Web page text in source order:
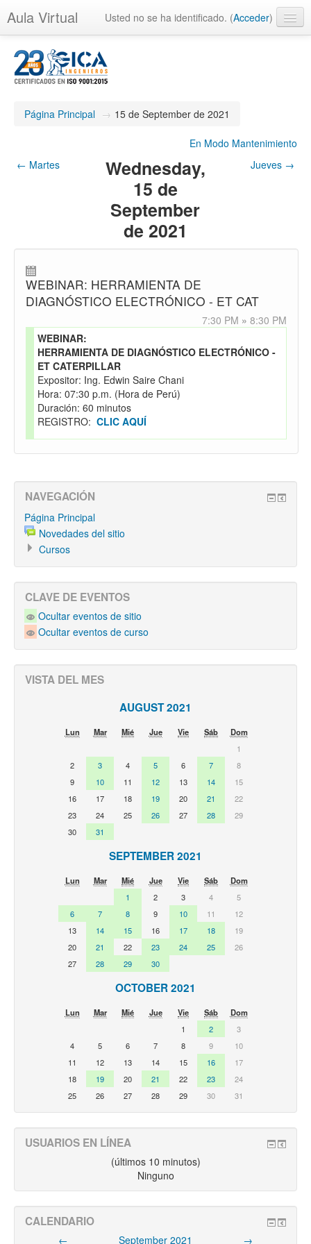
Aula Virtual Usted no se ha identificado. (Acceder)
Página Principal → 15 de September de 2021
En Modo Mantenimiento
← Martes
Wednesday,
15 de
September
de 2021
Jueves →
WEBINAR: HERRAMIENTA DE
DIAGNÓSTICO ELECTRÓNICO - ET CAT
7:30 PM » 8:30 PM
WEBINAR:
HERRAMIENTA DE DIAGNÓSTICO ELECTRÓNICO -
ET CATERPILLAR
Expositor: Ing. Edwin Saire Chani
Hora: 07:30 p.m. (Hora de Perú)
Duración: 60 minutos
REGISTRO:CLIC AQUÍ
NAVEGACIÓN
Página Principal
Novedades del sitio
Cursos
CLAVE DE EVENTOS
Ocultar eventos de sitio
Ocultar eventos de curso
VISTA DEL MES
AUGUST 2021
Lun Mar Mié Jue Vie Sáb
Dom
1
2
3 4 5 6 7
8
9
10 11 12 13 14
15
16
17 18 19 20 21
22
23
24 25 26 27 28
29
30
31
SEPTEMBER 2021
Lun Mar Mié Jue Vie Sáb
Dom
1
2 3 4
5
6
7 8 9 10 11
12
13
14 15 16 17 18
19
20
21 22 23 24 25
26
27
28 29 30
OCTOBER 2021
Lun Mar Mié Jue Vie Sáb
Dom
1
2
3
4
5 6 7 8 9
10
11
12 13 14 15 16
17
18
19 20 21 22 23
24
25
26 27 28 29 30 31
USUARIOS EN LÍNEA
(últimos 10 minutos)
Ninguno
CALENDARIO
← September 2021 →